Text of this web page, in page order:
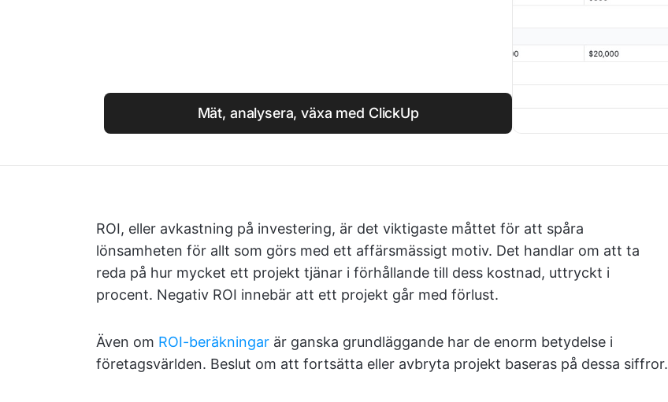
Mät, analysera, växa med ClickUp
ROI, eller avkastning på investering, är det viktigaste måttet för att spåra
lönsamheten för allt som görs med ett affärsmässigt motiv. Det handlar om att ta
reda på hur mycket ett projekt tjänar i förhållande till dess kostnad, uttryckt i
procent. Negativ ROI innebär att ett projekt går med förlust.
Även om ROI-beräkningar är ganska grundläggande har de enorm betydelse i
företagsvärlden. Beslut om att fortsätta eller avbryta projekt baseras på dessa siffror.